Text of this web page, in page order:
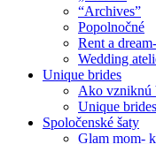
“Archives”
Popolnočné
Rent a
Wedding
Unique brides
Ako vzniknú
Unique
Spoločenské šaty
Glam mom-